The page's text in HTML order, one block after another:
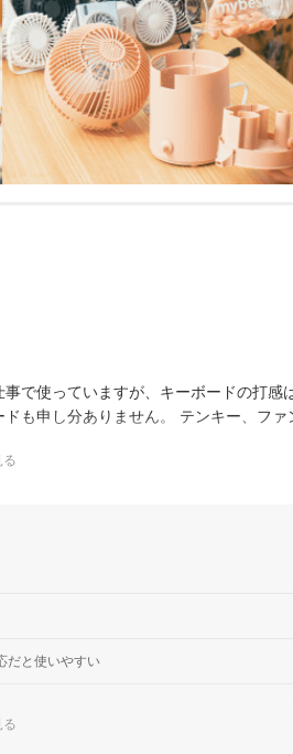
で使っていますが、キーボードの打感
も申し分ありません。 テンキー、ファ
だと使いやすい